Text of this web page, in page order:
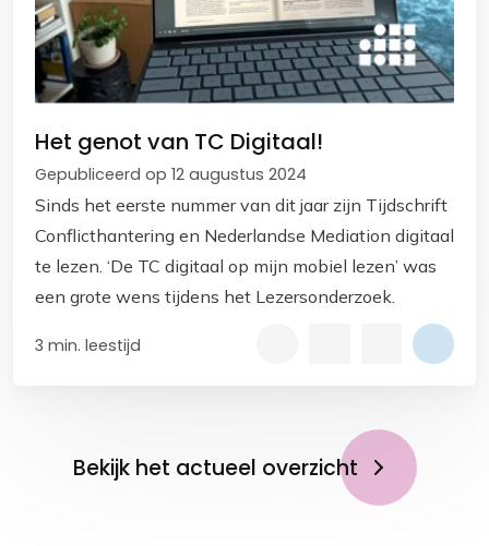
Het genot van TC Digitaal!
Gepubliceerd op 12 augustus 2024
Sinds het eerste nummer van dit jaar zijn Tijdschrift
Conflicthantering en Nederlandse Mediation digitaal
te lezen. ‘De TC digitaal op mijn mobiel lezen’ was
een grote wens tijdens het Lezersonderzoek.
3 min. leestijd
Bekijk het actueel overzicht